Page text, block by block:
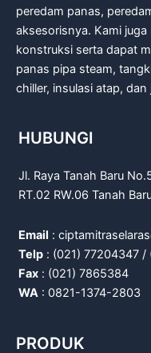
peredam panas,
aksesorisnya. Kami
konstruksi serta dapat
panas pipa steam,
chiller, insulasi atap,
HUBUNGI
Jl. Raya Tanah Baru
RT.02 RW.06 Tanah
Email :
Telp : (021) 77204347 /
Fax : (021) 7865384
WA : 0821-1374-2803
PRODUK